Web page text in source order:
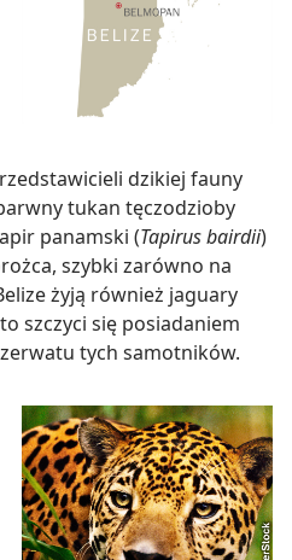
dzikiej fauny
tukan tęczodzioby
panamski (Tapirus bairdii)
szybki zarówno na
żyją również jaguary
szczyci się posiadaniem
tych samotników.